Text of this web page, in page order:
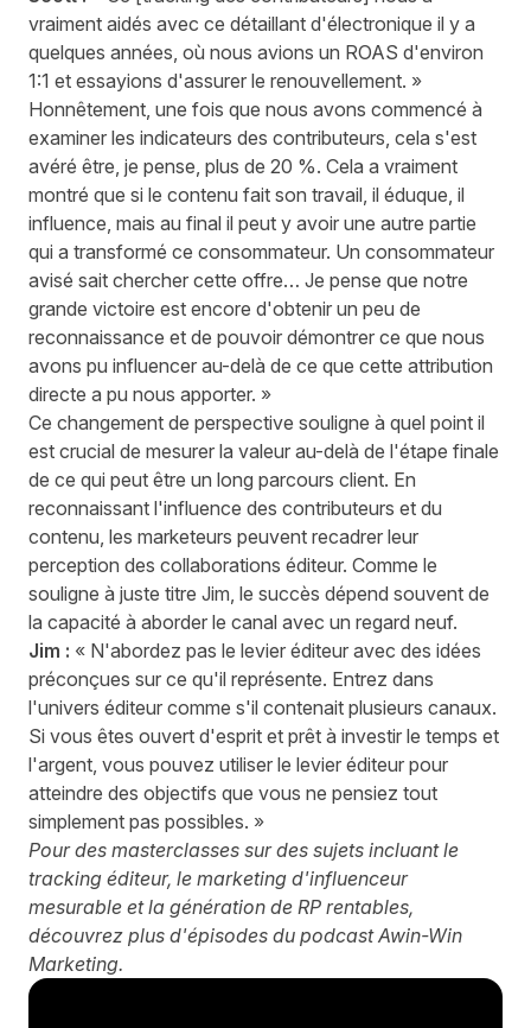
vraiment aidés avec ce détaillant d'électronique il y a
quelques années, où nous avions un ROAS d'environ
1:1 et essayions d'assurer le renouvellement. »
Honnêtement, une fois que nous avons commencé à
examiner les indicateurs des contributeurs, cela s'est
avéré être, je pense, plus de 20 %. Cela a vraiment
montré que si le contenu fait son travail, il éduque, il
influence, mais au final il peut y avoir une autre partie
qui a transformé ce consommateur. Un consommateur
avisé sait chercher cette offre… Je pense que notre
grande victoire est encore d'obtenir un peu de
reconnaissance et de pouvoir démontrer ce que nous
avons pu influencer au-delà de ce que cette attribution
directe a pu nous apporter. »
Ce changement de perspective souligne à quel point il
est crucial de mesurer la valeur au-delà de l'étape finale
de ce qui peut être un long parcours client. En
reconnaissant l'influence des contributeurs et du
contenu, les marketeurs peuvent recadrer leur
perception des collaborations éditeur. Comme le
souligne à juste titre Jim, le succès dépend souvent de
la capacité à aborder le canal avec un regard neuf.
Jim : « N'abordez pas le levier éditeur avec des idées
préconçues sur ce qu'il représente. Entrez dans
l'univers éditeur comme s'il contenait plusieurs canaux.
Si vous êtes ouvert d'esprit et prêt à investir le temps et
l'argent, vous pouvez utiliser le levier éditeur pour
atteindre des objectifs que vous ne pensiez tout
simplement pas possibles. »
Pour des masterclasses sur des sujets incluant le
tracking éditeur, le marketing d'influenceur
mesurable et la génération de RP rentables,
découvrez plus d'épisodes du podcast Awin-Win
Marketing.